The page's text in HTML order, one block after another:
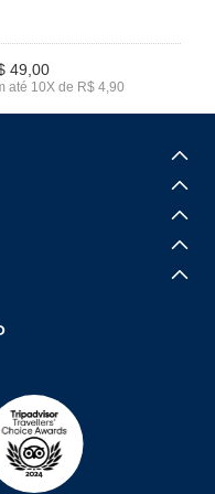
49,00
até 10X de R$ 4,90